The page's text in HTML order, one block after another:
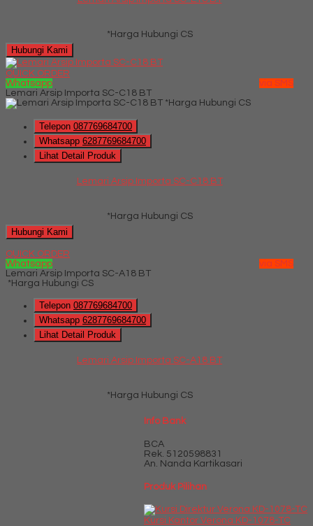
*Harga Hubungi CS
Hubungi Kami
QUICK ORDER
Whatsapp
via SMS
Lemari Arsip Importa SC-C18 BT
*Harga Hubungi CS
Telepon 087769684700
Whatsapp 6287769684700
Lihat Detail Produk
Lemari Arsip Importa SC-C18 BT
*Harga Hubungi CS
Hubungi Kami
QUICK ORDER
Whatsapp
via SMS
Lemari Arsip Importa SC-A18 BT
*Harga Hubungi CS
Telepon 087769684700
Whatsapp 6287769684700
Lihat Detail Produk
Lemari Arsip Importa SC-A18 BT
*Harga Hubungi CS
Info Bank
BCA
Rek. 5120598831
An. Nanda Kartikasari
Produk Pilihan
Kursi Kantor Verona KD-1078-TC